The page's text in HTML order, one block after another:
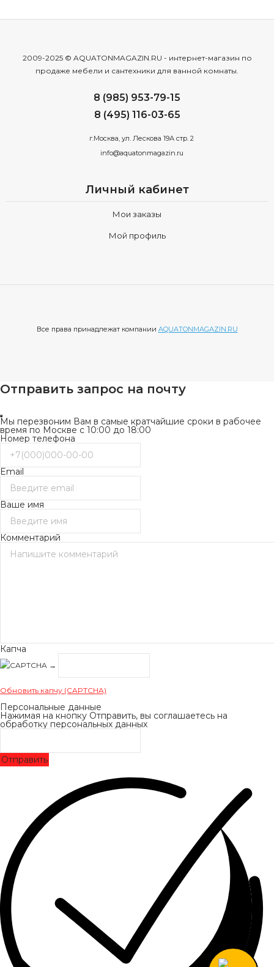
2009-2025 © AQUATONMAGAZIN.RU - интернет-магазин по
продаже мебели и сантехники для ванной комнаты.
8 (985) 953-79-15
8 (495) 116-03-65
г.Москва, ул. Лескова 19А стр. 2
info@aquatonmagazin.ru
Личный кабинет
Мои заказы
Мой профиль
Все права принадлежат компании AQUATONMAGAZIN.RU
Отправить запрос на почту
Мы перезвоним Вам в самые кратчайшие сроки в рабочее
время по Москве с 10:00 до 18:00
Номер телефона
Email
Ваше имя
Комментарий
Капча
→
Обновить капчу (CAPTCHA)
Персональные данные
Нажимая на кнопку Отправить, вы соглашаетесь на
обработку персональных данных
Отправить